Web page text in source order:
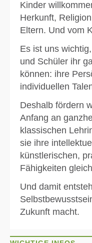
Kinder
Herkunft,
Eltern. Und vom
Es ist uns
und Schüler ihr
können: ihre
individuellen
Deshalb fördern
Anfang an
klassischen
sie ihre
künstlerischen,
Fähigkeiten
Und damit
Zukunft macht.